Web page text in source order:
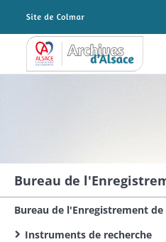
Archives Alsace - Colmar
Bureau de
Bureau de l'Enregistrement
Instruments de recherche